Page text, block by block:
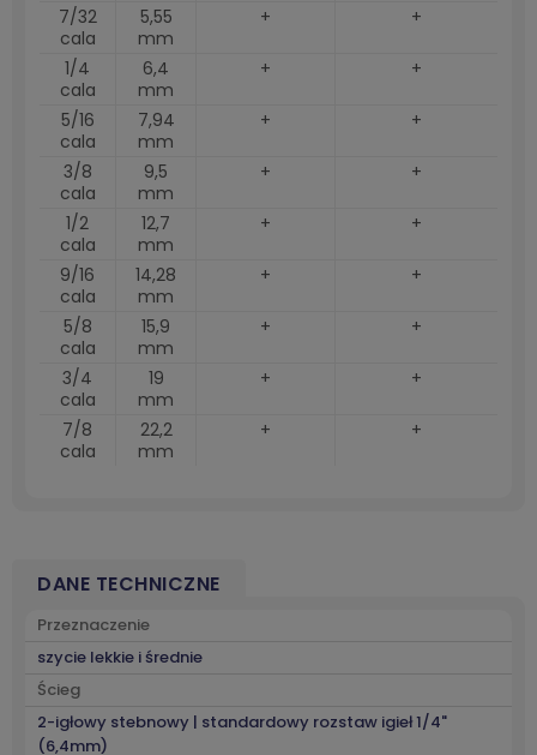
7/32
cala
5,55
mm
+ +
1/4
cala
6,4
mm
+ +
5/16
cala
7,94
mm
+ +
3/8
cala
9,5
mm
+ +
1/2
cala
12,7
mm
+ +
9/16
cala
14,28
mm
+ +
5/8
cala
15,9
mm
+ +
3/4
cala
19
mm
+ +
7/8
cala
22,2
mm
+ +
DANE TECHNICZNE
Przeznaczenie
szycie lekkie i średnie
Ścieg
2-igłowy stebnowy | standardowy rozstaw igieł 1/4"
(6,4mm)